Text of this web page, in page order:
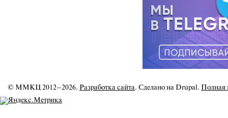
© ММКЦ 2012–2026. Разработка сайта. Сделано на Drupal. Полная